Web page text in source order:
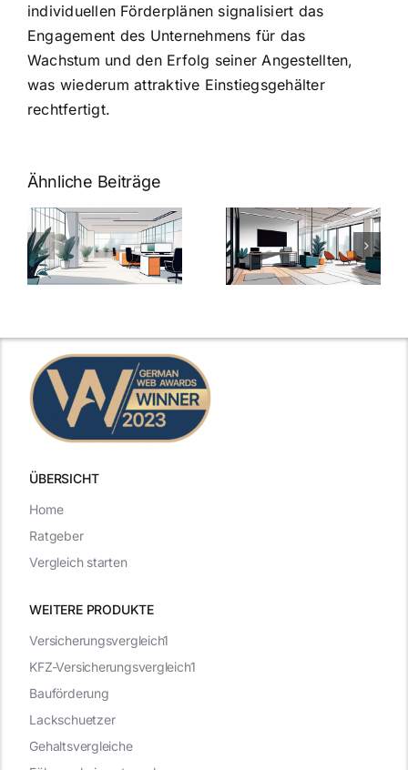
individuellen Förderplänen signalisiert das
Engagement des Unternehmens für das
Wachstum und den Erfolg seiner Angestellten,
was wiederum attraktive Einstiegsgehälter
rechtfertigt.
Ähnliche Beiträge
Arbeitgeber-
Zusatzleistungen:
5
inspirierende
Warum
bei
Arbeitgebern
ÜBERSICHT
WEITERE PRODUKTE
Versicherungsvergleich1
KFZ-Versicherungsvergleich1
Bauförderung
Lackschuetzer
Gehaltsvergleiche
Home
Ratgeber
Vergleich starten